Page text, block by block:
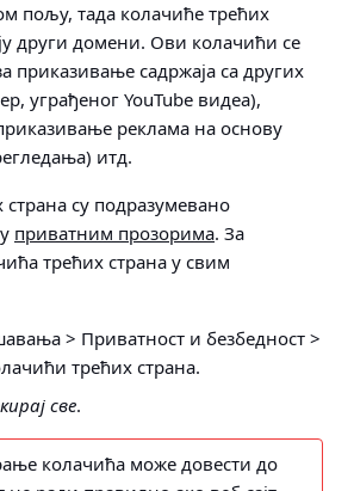
пољу, тада колачиће трећих
други домени. Ови колачићи се
приказивање садржаја са других
уграђеног YouTube видеа),
реклама на основу
итд.
су подразумевано
приватним прозорима. За
трећих страна у свим
> Приватност и безбедност >
трећих страна.
све.
колачића може довести до